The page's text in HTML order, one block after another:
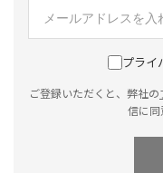
プライ
ご登録いただくと、弊社の
信に同